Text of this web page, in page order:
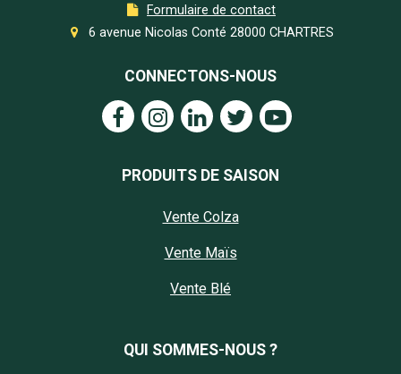
Formulaire de contact
6 avenue Nicolas Conté 28000 CHARTRES
CONNECTONS-NOUS
PRODUITS DE SAISON
Vente Colza
Vente Maïs
Vente Blé
QUI SOMMES-NOUS ?